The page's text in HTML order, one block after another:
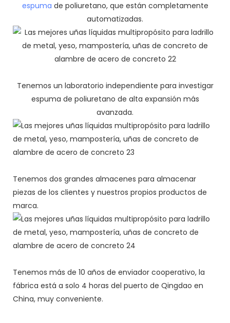
espuma de poliuretano, que están completamente
automatizadas.
Tenemos un laboratorio independiente para investigar
espuma de poliuretano de alta expansión más
avanzada.
Tenemos dos grandes almacenes para almacenar
piezas de los clientes y nuestros propios productos de
marca.
Tenemos más de 10 años de enviador cooperativo, la
fábrica está a solo 4 horas del puerto de Qingdao en
China, muy conveniente.